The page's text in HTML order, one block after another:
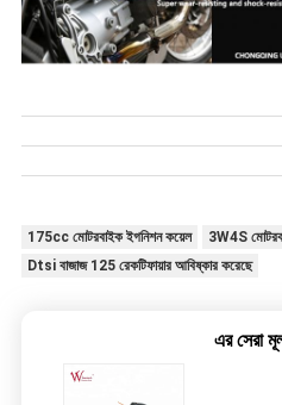
175cc মোটরবাইক ইগনিশন কয়েল
3W4S
Dtsi বাজাজ 125 রেকটিফায়ার আবিষ্কার করেছে
এর সেরা